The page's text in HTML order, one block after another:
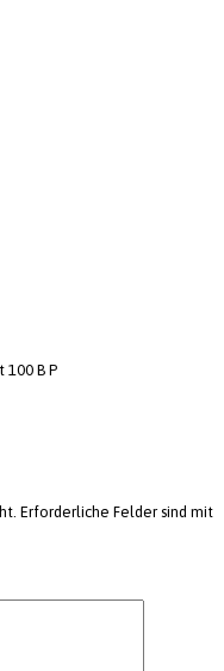
100 B P
Erforderliche Felder sind mit